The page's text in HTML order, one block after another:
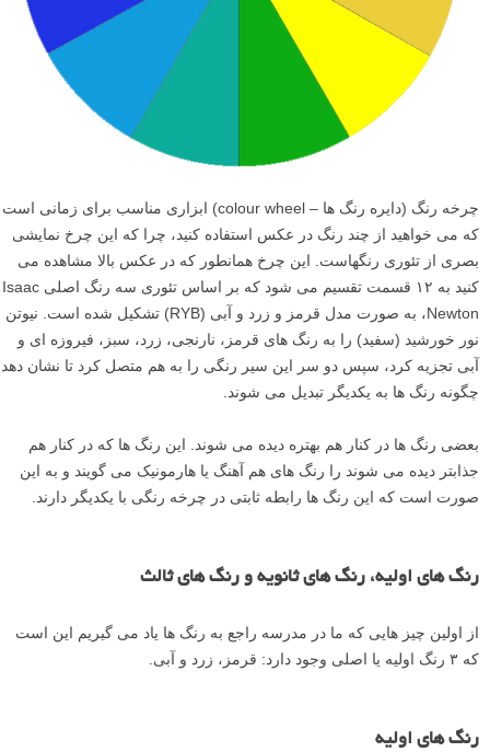
چرخه رنگ (دایره رنگ ها – colour wheel) ابزاری مناسب برای زمانی است
که می خواهید از چند رنگ در عکس استفاده کنید، چرا که این چرخ نمایشی
بصری از تئوری رنگهاست. این چرخ همانطور که در عکس بالا مشاهده می
کنید به ۱۲ قسمت تقسیم می شود که بر اساس تئوری سه رنگ اصلی Isaac
Newton، به صورت مدل قرمز و زرد و آبی (RYB) تشکیل شده است. نیوتن
نور خورشید (سفید) را به رنگ های قرمز، نارنجی، زرد، سبز، فیروزه ای و
آبی تجزیه کرد، سپس دو سر این سیر رنگی را به هم متصل کرد تا نشان دهد
چگونه رنگ ها به یکدیگر تبدیل می شوند.
بعضی رنگ ها در کنار هم بهتره دیده می شوند. این رنگ ها که در کنار هم
جذابتر دیده می شوند را رنگ های هم آهنگ یا هارمونیک می گویند و به این
صورت است که این رنگ ها رابطه ثابتی در چرخه رنگی با یکدیگر دارند.
رنگ های اولیه، رنگ های ثانویه و رنگ های ثالث
از اولین چیز هایی که ما در مدرسه راجع به رنگ ها یاد می گیریم این است
که ۳ رنگ اولیه یا اصلی وجود دارد: قرمز، زرد و آبی.
رنگ های اولیه